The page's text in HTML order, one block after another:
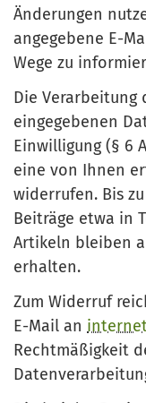
Änderungen
angegebene E-
Wege zu
Die Verarbeitung
eingegebenen
Einwilligung (§ 6
eine von Ihnen
widerrufen. Bis
Beiträge etwa in
Artikeln bleiben
erhalten.
Zum Widerruf
E-Mail an
Rechtmäßigkeit